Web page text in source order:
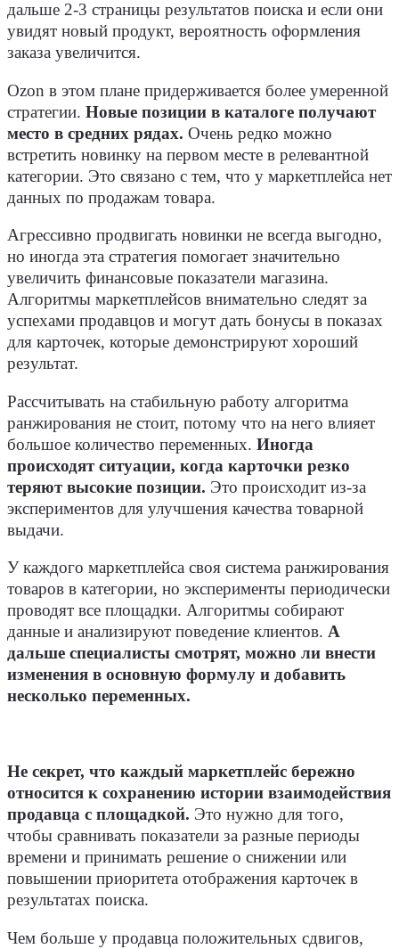
дальше 2-3 страницы результатов поиска и если они
увидят новый продукт, вероятность оформления
заказа увеличится.
Ozon в этом плане придерживается более умеренной
стратегии. Новые позиции в каталоге получают
место в средних рядах. Очень редко можно
встретить новинку на первом месте в релевантной
категории. Это связано с тем, что у маркетплейса нет
данных по продажам товара.
Агрессивно продвигать новинки не всегда выгодно,
но иногда эта стратегия помогает значительно
увеличить финансовые показатели магазина.
Алгоритмы маркетплейсов внимательно следят за
успехами продавцов и могут дать бонусы в показах
для карточек, которые демонстрируют хороший
результат.
Рассчитывать на стабильную работу алгоритма
ранжирования не стоит, потому что на него влияет
большое количество переменных. Иногда
происходят ситуации, когда карточки резко
теряют высокие позиции. Это происходит из-за
экспериментов для улучшения качества товарной
выдачи.
У каждого маркетплейса своя система ранжирования
товаров в категории, но эксперименты периодически
проводят все площадки. Алгоритмы собирают
данные и анализируют поведение клиентов. А
дальше специалисты смотрят, можно ли внести
изменения в основную формулу и добавить
несколько переменных.
Не секрет, что каждый маркетплейс бережно
относится к сохранению истории взаимодействия
продавца с площадкой. Это нужно для того,
чтобы сравнивать показатели за разные периоды
времени и принимать решение о снижении или
повышении приоритета отображения карточек в
результатах поиска.
Чем больше у продавца положительных сдвигов,